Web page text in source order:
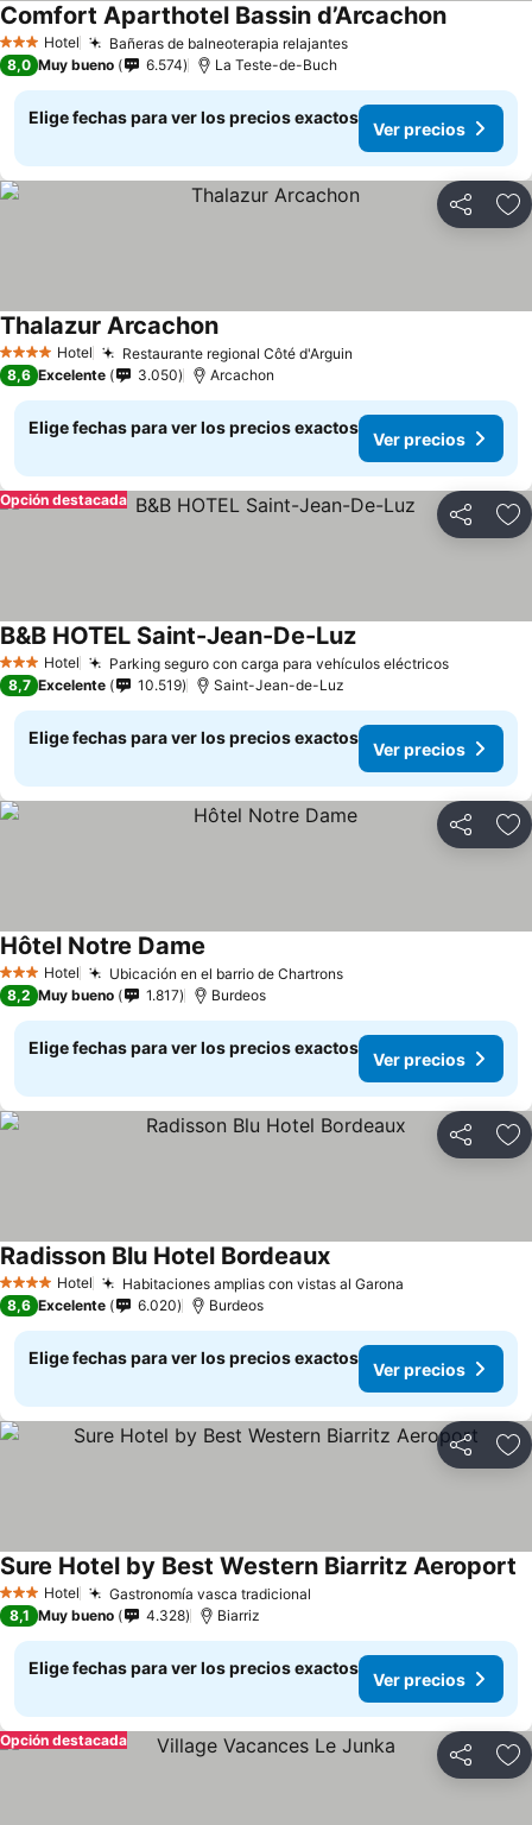
3 Estrellas
Hotel Bañeras de balneoterapia relajantes
Comfort Aparthotel Bassin d’Arcachon
8,0 Muy bueno 6.574 La Teste-de-Buch
Elige fechas para ver los precios exactos
Ver precios
Compartir
4 EstrellasHotel Restaurante regional Côté d'Arguin
Thalazur Arcachon
8,6 Excelente 3.050 Arcachon
Elige fechas para ver los precios exactos
Ver precios
Compartir
Opción destacada
3 Estrellas
Hotel Parking seguro con carga para vehículos eléctricos
B&B HOTEL Saint-Jean-De-Luz
8,7 Excelente 10.519 Saint-Jean-de-Luz
Elige fechas para ver los precios exactos
Ver precios
Compartir
3 Estrellas
Hotel Ubicación en el barrio de Chartrons
Hôtel Notre Dame
8,2 Muy bueno 1.817 Burdeos
Elige fechas para ver los precios exactos
Ver precios
Compartir
4 EstrellasHotel Habitaciones amplias con vistas al Garona
Radisson Blu Hotel Bordeaux
8,6 Excelente 6.020 Burdeos
Elige fechas para ver los precios exactos
Ver precios
Compartir
3 Estrellas
Hotel Gastronomía vasca tradicional
Sure Hotel by Best Western Biarritz Aeroport
8,1 Muy bueno 4.328 Biarriz
Elige fechas para ver los precios exactos
Ver precios
Compartir
Opción destacada